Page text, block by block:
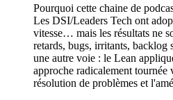
Productivité rime-t-elle toujours
Dans ce podcast, suivez le
prise dans une spirale de
moment où elle décide de
Lean IT. Résultats surprenants,
enseignements précieux : une
et ceux qui veulent allier